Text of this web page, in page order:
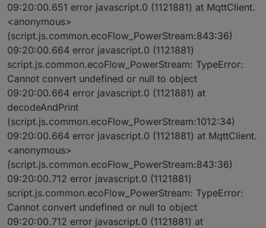
09:20:00.651 error javascript.0 (1121881) at MqttClient.
<anonymous>
(script.js.common.ecoFlow_PowerStream:843:36)
09:20:00.664 error javascript.0 (1121881)
script.js.common.ecoFlow_PowerStream: TypeError:
Cannot convert undefined or null to object
09:20:00.664 error javascript.0 (1121881) at
decodeAndPrint
(script.js.common.ecoFlow_PowerStream:1012:34)
09:20:00.664 error javascript.0 (1121881) at MqttClient.
<anonymous>
(script.js.common.ecoFlow_PowerStream:843:36)
09:20:00.712 error javascript.0 (1121881)
script.js.common.ecoFlow_PowerStream: TypeError:
Cannot convert undefined or null to object
09:20:00.712 error javascript.0 (1121881) at